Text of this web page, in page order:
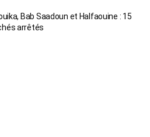
Bab Saadoun et Halfaouine : 15
arrêtés